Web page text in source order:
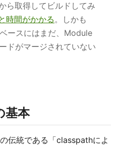
ら取得してビルドしてみ
時間がかかる。しかも
ースにはまだ、Module
ドがマージされていない
基本
伝統である「classpathによ